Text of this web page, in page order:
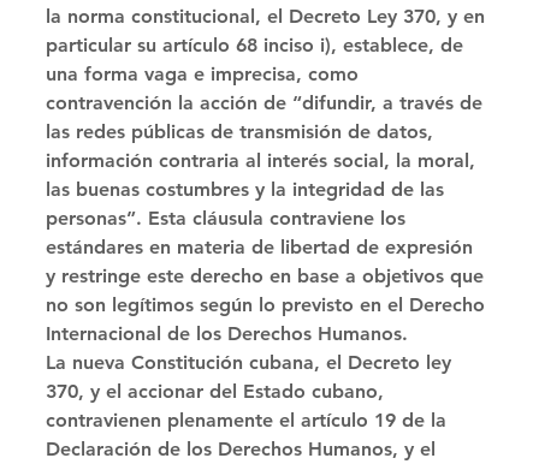
la norma constitucional, el Decreto Ley 370, y en
particular su artículo 68 inciso i), establece, de
una forma vaga e imprecisa, como
contravención la acción de “difundir, a través de
las redes públicas de transmisión de datos,
información contraria al interés social, la moral,
las buenas costumbres y la integridad de las
personas”. Esta cláusula contraviene los
estándares en materia de libertad de expresión
y restringe este derecho en base a objetivos que
no son legítimos según lo previsto en el Derecho
Internacional de los Derechos Humanos.
La nueva Constitución cubana, el Decreto ley
370, y el accionar del Estado cubano,
contravienen plenamente el artículo 19 de la
Declaración de los Derechos Humanos, y el